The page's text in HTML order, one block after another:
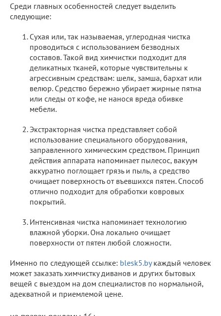
Среди главных особенностей следует выделить
следующие:
Сухая или, так называемая, углеродная чистка
проводиться с использованием безводных
составов. Такой вид химчистки подходит для
деликатных тканей, которые чувствительны к
агрессивным средствам: шелк, замша, бархат или
велюр. Средство бережно убирает жирные пятна
или следы от кофе, не нанося вреда обивке
мебели.
Экстракторная чистка представляет собой
использование специального оборудования,
заправленного химическим средством. Принцип
действия аппарата напоминает пылесос, вакуум
аккуратно поглощает грязь и пыль, а средство
очищает поверхность от въевшихся пятен. Способ
отлично подходит для обработки ковровых
покрытий.
Интенсивная чистка напоминает технологию
влажной уборки. Она локально очищает
поверхности от пятен любой сложности.
Именно по следующей ссылке: blesk5.byкаждый человек
может заказать химчистку диванов и других бытовых
вещей с выездом на дом специалистов по нормальной,
адекватной и приемлемой цене.